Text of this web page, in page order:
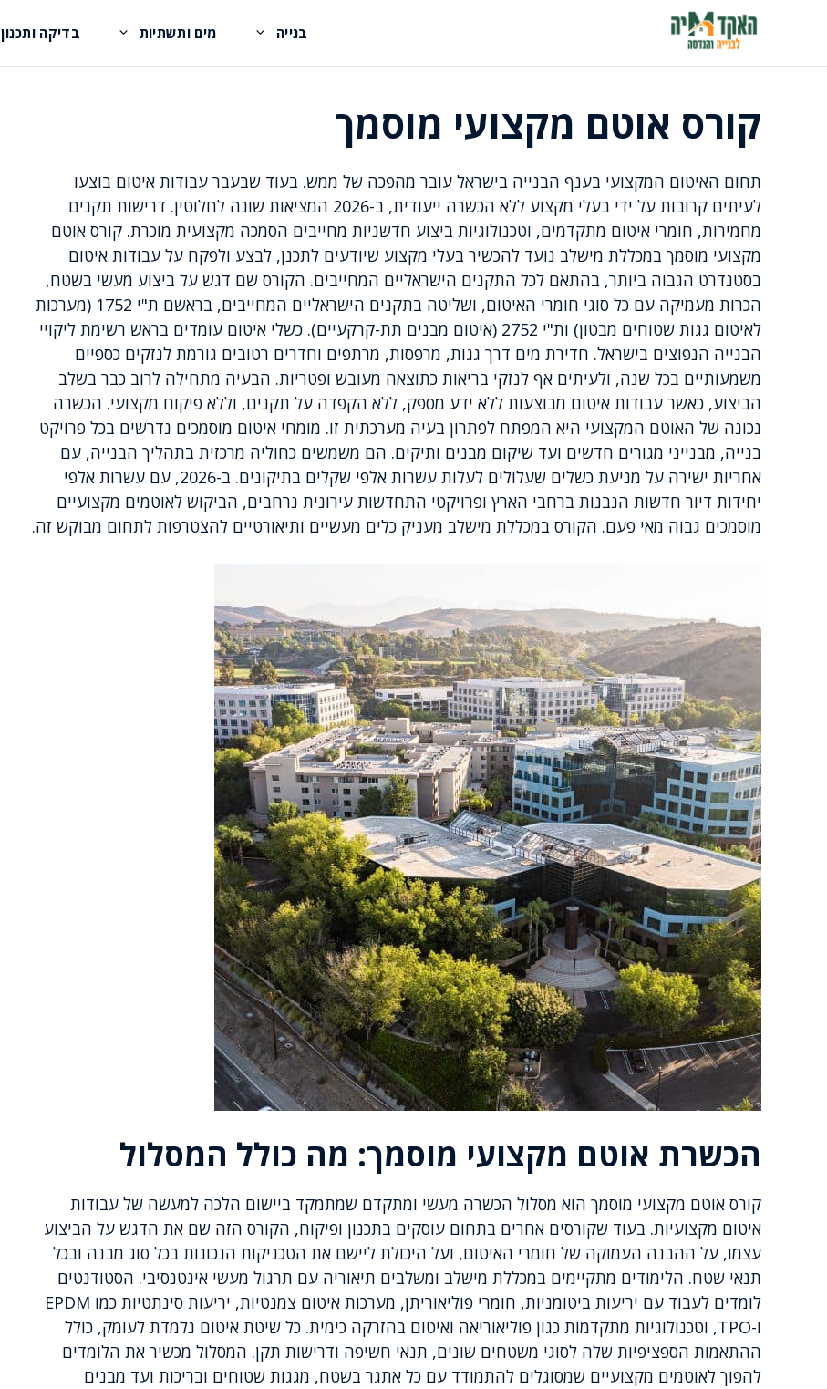
בנייה מים ותשתיות בדיקה ותכנון
קורס אוטם מקצועי מוסמך
תחום האיטום המקצועי בענף הבנייה בישראל עובר מהפכה של ממש. בעוד שבעבר עבודות איטום בוצעו
לעיתים קרובות על ידי בעלי מקצוע ללא הכשרה ייעודית, ב-2026 המציאות שונה לחלוטין. דרישות תקנים
מחמירות, חומרי איטום מתקדמים, וטכנולוגיות ביצוע חדשניות מחייבים הסמכה מקצועית מוכרת. קורס אוטם
מקצועי מוסמך במכללת מישלב נועד להכשיר בעלי מקצוע שיודעים לתכנן, לבצע ולפקח על עבודות איטום
בסטנדרט הגבוה ביותר, בהתאם לכל התקנים הישראליים המחייבים. הקורס שם דגש על ביצוע מעשי בשטח,
הכרות מעמיקה עם כל סוגי חומרי האיטום, ושליטה בתקנים הישראליים המחייבים, בראשם ת"י 1752 (מערכות
לאיטום גגות שטוחים מבטון) ות"י 2752 (איטום מבנים תת-קרקעיים). כשלי איטום עומדים בראש רשימת ליקויי
הבנייה הנפוצים בישראל. חדירת מים דרך גגות, מרפסות, מרתפים וחדרים רטובים גורמת לנזקים כספיים
משמעותיים בכל שנה, ולעיתים אף לנזקי בריאות כתוצאה מעובש ופטריות. הבעיה מתחילה לרוב כבר בשלב
הביצוע, כאשר עבודות איטום מבוצעות ללא ידע מספק, ללא הקפדה על תקנים, וללא פיקוח מקצועי. הכשרה
נכונה של האוטם המקצועי היא המפתח לפתרון בעיה מערכתית זו. מומחי איטום מוסמכים נדרשים בכל פרויקט
בנייה, מבנייני מגורים חדשים ועד שיקום מבנים ותיקים. הם משמשים כחוליה מרכזית בתהליך הבנייה, עם
אחריות ישירה על מניעת כשלים שעלולים לעלות עשרות אלפי שקלים בתיקונים. ב-2026, עם עשרות אלפי
יחידות דיור חדשות הנבנות ברחבי הארץ ופרויקטי התחדשות עירונית נרחבים, הביקוש לאוטמים מקצועיים
מוסמכים גבוה מאי פעם. הקורס במכללת מישלב מעניק כלים מעשיים ותיאורטיים להצטרפות לתחום מבוקש זה.
הכשרת אוטם מקצועי מוסמך: מה כולל המסלול
קורס אוטם מקצועי מוסמך הוא מסלול הכשרה מעשי ומתקדם שמתמקד ביישום הלכה למעשה של עבודות
איטום מקצועיות. בעוד שקורסים אחרים בתחום עוסקים בתכנון ופיקוח, הקורס הזה שם את הדגש על הביצוע
עצמו, על ההבנה העמוקה של חומרי האיטום, ועל היכולת ליישם את הטכניקות הנכונות בכל סוג מבנה ובכל
תנאי שטח. הלימודים מתקיימים במכללת מישלב ומשלבים תיאוריה עם תרגול מעשי אינטנסיבי. הסטודנטים
לומדים לעבוד עם יריעות ביטומניות, חומרי פוליאוריתן, מערכות איטום צמנטיות, יריעות סינתטיות כמו EPDM
ו-TPO, וטכנולוגיות מתקדמות כגון פוליאוריאה ואיטום בהזרקה כימית. כל שיטת איטום נלמדת לעומק, כולל
ההתאמות הספציפיות שלה לסוגי משטחים שונים, תנאי חשיפה ודרישות תקן. המסלול מכשיר את הלומדים
להפוך לאוטמים מקצועיים שמסוגלים להתמודד עם כל אתגר בשטח, מגגות שטוחים ובריכות ועד מבנים